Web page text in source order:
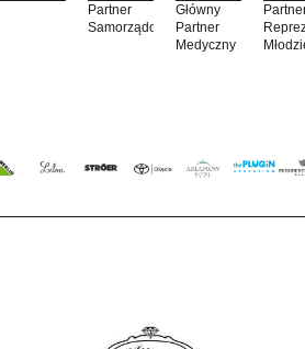
Partner
Samorządowy
Główny
Partner
Medyczny